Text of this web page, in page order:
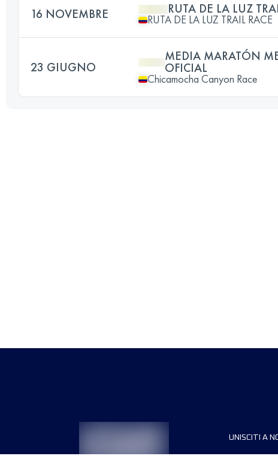
16 NOVEMBRE RUTA DE LA LUZ
RUTA DE LA LUZ TRAIL RACE
23 GIUGNO
MEDIA MARATÓN
OFICIAL
Chicamocha Canyon Race
UNISCITI A